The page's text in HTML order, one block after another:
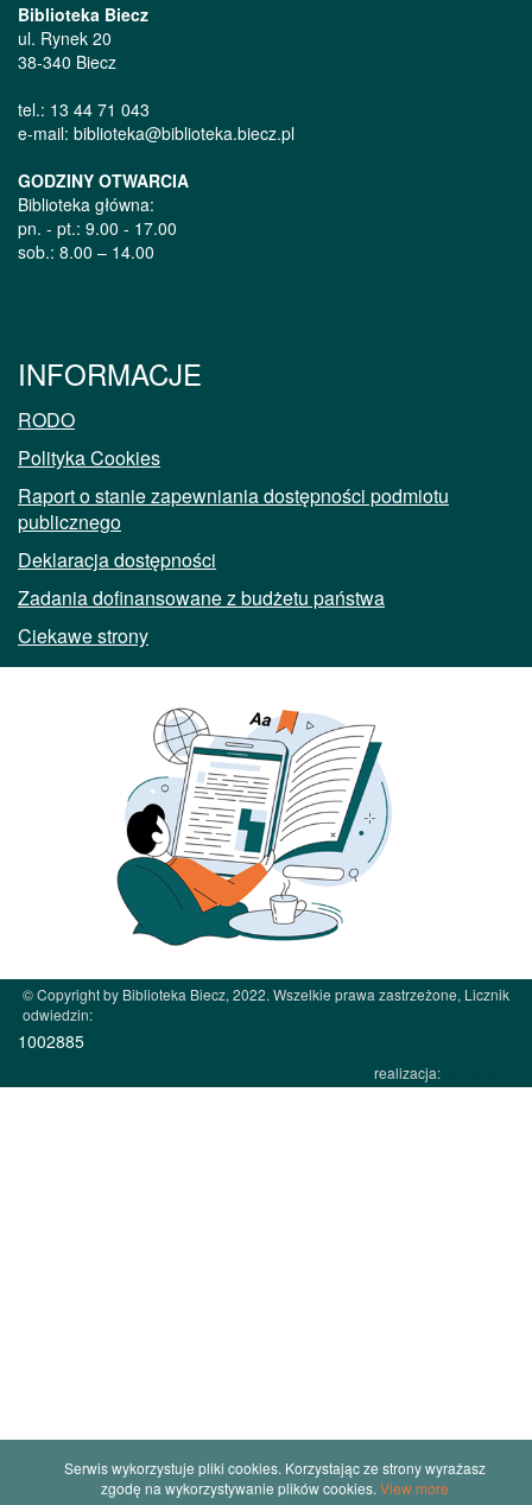
Biblioteka Biecz
ul. Rynek 20
38-340 Biecz
tel.: 13 44 71 043
e-mail: biblioteka@biblioteka.biecz.pl
GODZINY OTWARCIA
Biblioteka główna:
pn. - pt.: 9.00 - 17.00
sob.: 8.00 – 14.00
INFORMACJE
RODO
Polityka Cookies
Raport o stanie zapewniania dostępności podmiotu
publicznego
Deklaracja dostępności
Zadania dofinansowane z budżetu państwa
Ciekawe strony
© Copyright by Biblioteka Biecz, 2022. Wszelkie prawa zastrzeżone, Licznik
odwiedzin:
1002885
realizacja:
Serwis wykorzystuje pliki cookies. Korzystając ze strony wyrażasz
zgodę na wykorzystywanie plików cookies. View more